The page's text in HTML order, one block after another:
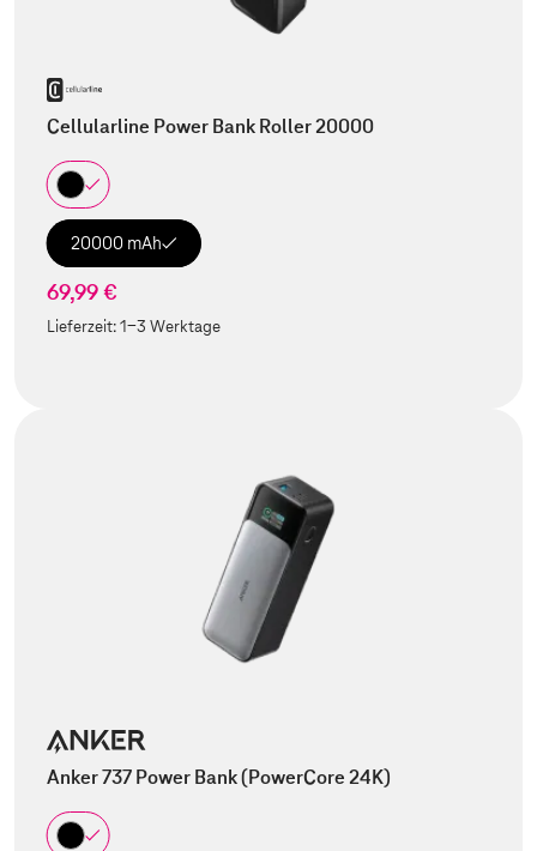
Cellularline Power Bank Roller 20000
20000 mAh
69,99 €
Lieferzeit:1-3 Werktage
Anker 737 Power Bank (PowerCore 24K)